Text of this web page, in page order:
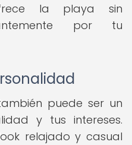
la playa sin
por tu
puede ser un
y tus intereses.
relajado y casual